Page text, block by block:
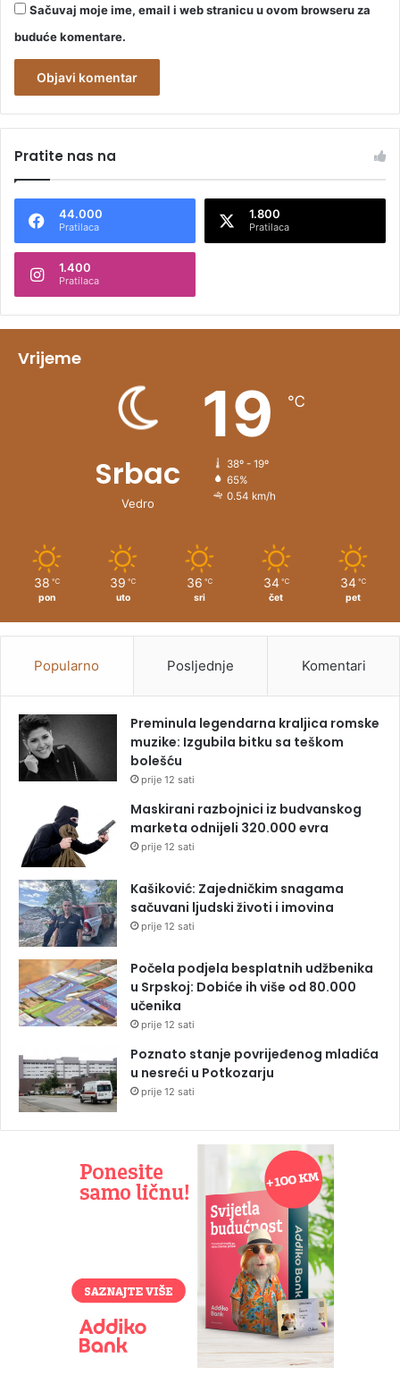
Sačuvaj moje ime, email i web stranicu u ovom browseru za
buduće komentare.
t
n
t
v
Pratite nas na
44.000
Pratilaca
1.800
Pratilaca
1.400
Pratilaca
Vrijeme
Srbac
Vedro
19 ℃
38º - 19º
65%
0.54 km/h
38 ℃
pon
39 ℃
uto
36 ℃
sri
34 ℃
čet
34 ℃
pet
Popularno Posljednje Komentari
Preminula legendarna kraljica romske
muzike: Izgubila bitku sa teškom
bolešću
prije 12 sati
Maskirani razbojnici iz budvanskog
marketa odnijeli 320.000 evra
prije 12 sati
Kašiković: Zajedničkim snagama
sačuvani ljudski životi i imovina
prije 12 sati
Počela podjela besplatnih udžbenika
u Srpskoj: Dobiće ih više od 80.000
učenika
prije 12 sati
Poznato stanje povrijeđenog mladića
u nesreći u Potkozarju
prije 12 sati